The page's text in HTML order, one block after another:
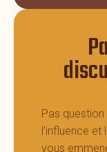
Pas
l’influence
vous